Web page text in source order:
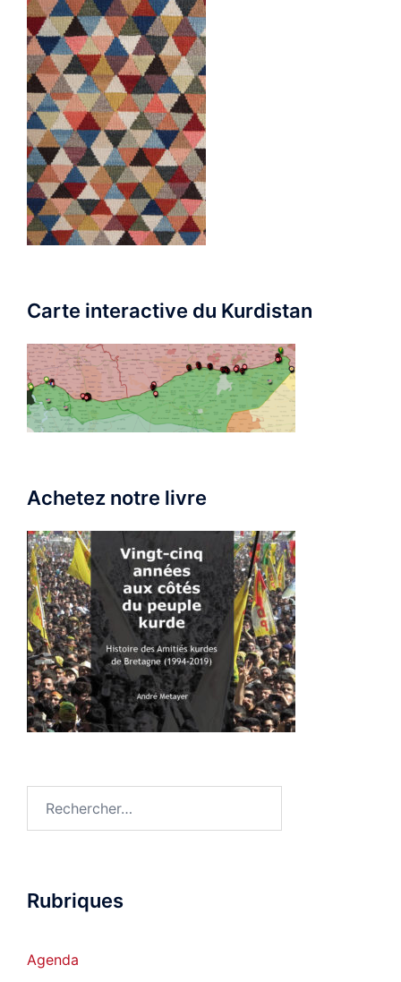
Carte interactive du Kurdistan
Achetez notre livre
Rubriques
Agenda